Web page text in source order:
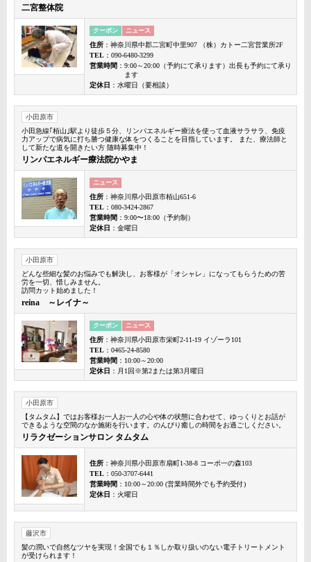
二宮整体院
クーポン ニュース
住所 ：神奈川県中郡二宮町中里907 （株）カトー二宮営業所2F
TEL ：090-6480-3299
営業時間 ：9:00～20:00（予約にて承ります）出長も予約にて承り
ます
定休日 ：水曜日（要相談）
小田原市
小田急線｢栢山｣駅より徒歩５分、リンパエネルギー療法を使って血液サラサラ、免疫
力アップで病気に打ち勝つ健康な体をつくることを目指しています。 また、療法師と
して新たな道を開きたい方 随時募集中！
リンパエネルギー療法院かやま
ニュース
住所 ：神奈川県小田原市栢山651-6
TEL ：080-3424-2867
営業時間 ：9:00〜18:00（予約制）
定休日 ：金曜日
小田原市
どんな些細な髪のお悩みでも解決し、お客様が「オシャレ」になってもらうための苦
労を一切、惜しみません。
訪問カット始めました！
reina ～レイナ～
クーポン ニュース
住所 ：神奈川県小田原市栄町2-11-19 イゾーラ101
TEL ：0465-24-8580
営業時間 ：10:00～20:00
定休日 ：月1回※第2または第3月曜日
小田原市
【タムタム】ではお客様お一人お一人の心や体の状態に合わせて、ゆっくりとお話が
できるような空間のなか施術を行います。のんびり癒しの時間をお過ごしください。
リラクゼーションサロン タムタム
住所 ：神奈川県小田原市扇町1-38-8 コーポ一の森103
TEL ：050-3707-6441
営業時間 ：10:00～20:00 (営業時間外でも予約受付)
定休日 ：火曜日
藤沢市
髪の潤いで自然なツヤを実現！全国でも１％しか取り扱いのない電子トリートメント
が受けられます！